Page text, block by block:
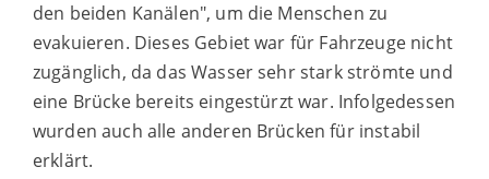
den beiden Kanälen", um die Menschen zu
evakuieren. Dieses Gebiet war für Fahrzeuge nicht
zugänglich, da das Wasser sehr stark strömte und
eine Brücke bereits eingestürzt war. Infolgedessen
wurden auch alle anderen Brücken für instabil
erklärt.